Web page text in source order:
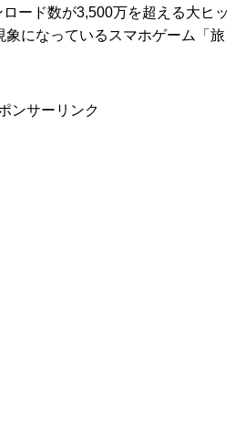
ード数が3,500万を超える大ヒッ
象になっているスマホゲーム「旅
ンサーリンク